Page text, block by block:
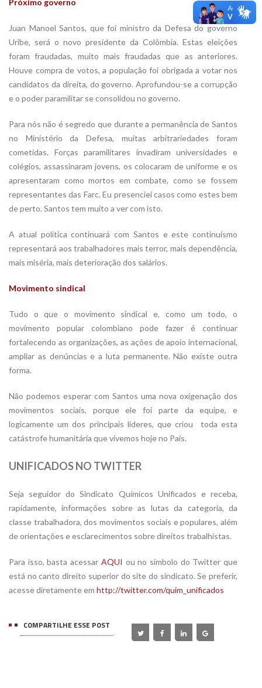
Próximo governo
Juan Manoel Santos, que foi ministro da Defesa do governo
Uribe, será o novo presidente da Colômbia. Estas eleições
foram fraudadas, muito mais fraudadas que as anteriores.
Houve compra de votos, a população foi obrigada a votar nos
candidatos da direita, do governo. Aprofundou-se a corrupção
e o poder paramilitar se consolidou no governo.
Para nós não é segredo que durante a permanência de Santos
no Ministério da Defesa, muitas arbitrariedades foram
cometidas. Forças paramilitares invadiram universidades e
colégios, assassinaram jovens, os colocaram de uniforme e os
apresentaram como mortos em combate, como se fossem
representantes das Farc. Eu presenciei casos como estes bem
de perto. Santos tem muito a ver com isto.
A atual política continuará com Santos e este continuísmo
representará aos trabalhadores mais terror, mais dependência,
mais miséria, mais deterioração dos salários.
Movimento sindical
Tudo o que o movimento sindical e, como um todo, o
movimento popular colombiano pode fazer é continuar
fortalecendo as organizações, as ações de apoio internacional,
ampliar as denúncias e a luta permanente. Não existe outra
forma.
Não podemos esperar com Santos uma nova oxigenação dos
movimentos sociais, porque ele foi parte da equipe, e
logicamente um dos principais líderes, que criou toda esta
catástrofe humanitária que vivemos hoje no País.
UNIFICADOS NO TWITTER
Seja seguidor do Sindicato Químicos Unificados e receba,
rapidamente, informações sobre as lutas da categoria, da
classe trabalhadora, dos movimentos sociais e populares, além
de orientações e esclarecimentos sobre direitos trabalhistas.
Para isso, basta acessar AQUI ou no símbolo do Twitter que
está no canto direito superior do site do sindicato. Se preferir,
acesse diretamente em http://twitter.com/quim_unificados
COMPARTILHE ESSE POST